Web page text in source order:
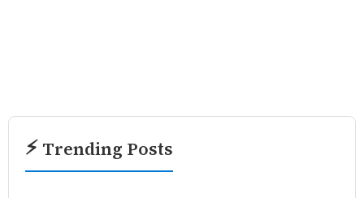
⚡ Trending Posts